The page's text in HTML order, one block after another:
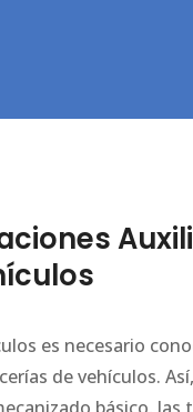
es necesario
de vehículos.